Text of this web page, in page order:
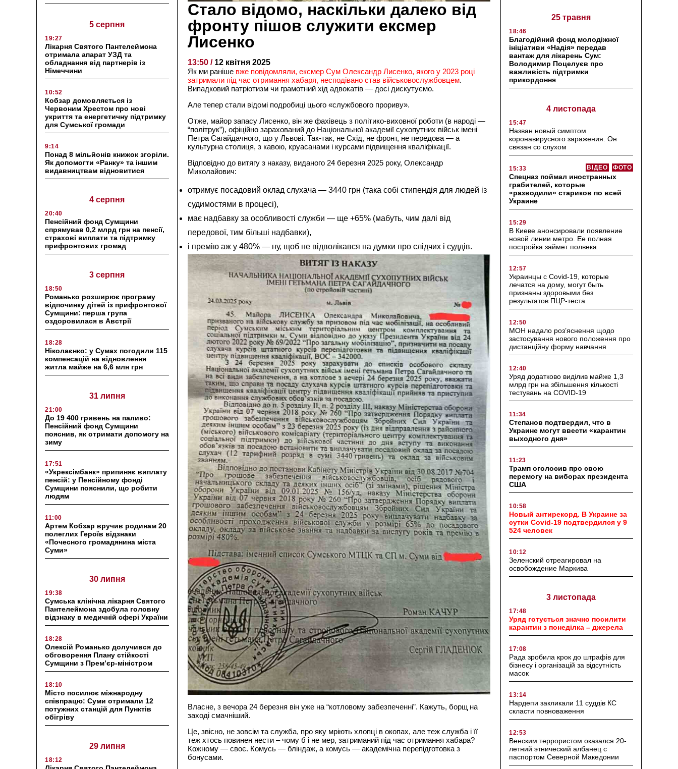
5 серпня
19:27
Лікарня Святого Пантелеймона
отримала апарат УЗД та
обладнання від партнерів із
Німеччини
10:52
Кобзар домовляється із
Червоним Хрестом про нові
укриття та енергетичну підтримку
для Сумської громади
9:14
Понад 8 мільйонів книжок згоріли.
Як допомогти «Ранку» та іншим
видавництвам відновитися
4 серпня
20:40
Пенсійний фонд Сумщини
спрямував 0,2 млрд грн на пенсії,
страхові виплати та підтримку
прифронтових громад
3 серпня
18:50
Романько розширює програму
відпочинку дітей із прифронтової
Сумщини: перша група
оздоровилася в Австрії
18:28
Ніколаєнко: у Сумах погодили 115
компенсацій на відновлення
житла майже на 6,6 млн грн
31 липня
21:00
До 19 400 гривень на паливо:
Пенсійний фонд Сумщини
пояснив, як отримати допомогу на
зиму
17:51
«Укрексімбанк» припиняє виплату
пенсій: у Пенсійному фонді
Сумщини пояснили, що робити
людям
11:00
Артем Кобзар вручив родинам 20
полеглих Героїв відзнаки
«Почесного громадянина міста
Суми»
30 липня
19:38
Сумська клінічна лікарня Святого
Пантелеймона здобула головну
відзнаку в медичній сфері України
18:28
Олексій Романько долучився до
обговорення Плану стійкості
Сумщини з Прем’єр-міністром
18:10
Місто посилює міжнародну
співпрацю: Суми отримали 12
потужних станцій для Пунктів
обігріву
29 липня
18:12
Стало відомо, наскільки далеко від
фронту пішов служити ексмер
Лисенко
13:50 / 12 квітня 2025
Як ми раніше вже повідомляли, ексмер Сум Олександр Лисенко, якого у 2023 році
затримали під час отримання хабаря, несподівано став військовослужбовцем.
Випадковий патріотизм чи грамотний хід адвокатів — досі дискутуємо.
Але тепер стали відомі подробиці цього «службового прориву».
Отже, майор запасу Лисенко, він же фахівець з політико-виховної роботи (в народі —
“політрук”), офіційно зарахований до Національної академії сухопутних військ імені
Петра Сагайдачного, що у Львові. Так-так, не Схід, не фронт, не передова — а
культурна столиця, з кавою, круасанами і курсами підвищення кваліфікації.
Відповідно до витягу з наказу, виданого 24 березня 2025 року, Олександр
Миколайович:
отримує посадовий оклад слухача — 3440 грн (така собі стипендія для людей із
судимостями в процесі),
має надбавку за особливості служби — ще +65% (мабуть, чим далі від
передової, тим більші надбавки),
і премію аж у 480% — ну, щоб не відволікався на думки про слідчих і суддів.
Власне, з вечора 24 березня він уже на “котловому забезпеченні”. Кажуть, борщ на
заході смачніший.
Це, звісно, не зовсім та служба, про яку мріють хлопці в окопах, але теж служба і її
теж хтось повинен нести – чому б і не мер, затриманий під час отримання хабара?
Кожному — своє. Комусь — бліндаж, а комусь — академічна перепідготовка з
бонусами.
25 травня
18:46
Благодійний фонд молодіжної
ініціативи «Надія» передав
вантаж для лікарень Сум:
Володимир Поцелуєв про
важливість підтримки
прикордоння
4 листопада
15:47
Назван новый симптом
коронавирусного заражения. Он
связан со слухом
15:33 ФОТО
ВІДЕО
Спецназ поймал иностранных
грабителей, которые
«разводили» стариков по всей
Украине
15:29
В Киеве анонсировали появление
новой линии метро. Ее полная
постройка займет полвека
12:57
Украинцы с Covid-19, которые
лечатся на дому, могут быть
признаны здоровыми без
результатов ПЦР-теста
12:50
МОН надало роз’яснення щодо
застосування нового положення про
дистанційну форму навчання
12:40
Уряд додатково виділив майже 1,3
млрд грн на збільшення кількості
тестувань на COVID-19
11:34
Степанов подтвердил, что в
Украине могут ввести «карантин
выходного дня»
11:23
Трамп оголосив про свою
перемогу на виборах президента
США
10:58
Новый антирекорд. В Украине за
сутки Covid-19 подтвердился у 9
524 человек
10:12
Зеленский отреагировал на
освобождение Маркива
3 листопада
17:48
Уряд готується значно посилити
карантин з понеділка – джерела
17:08
Рада зробила крок до штрафів для
бізнесу і організацій за відсутність
масок
13:14
Нардепи закликали 11 суддів КС
скласти повноваження
12:53
Венским террористом оказался 20-
летний этнический албанец с
паспортом Северной Македонии